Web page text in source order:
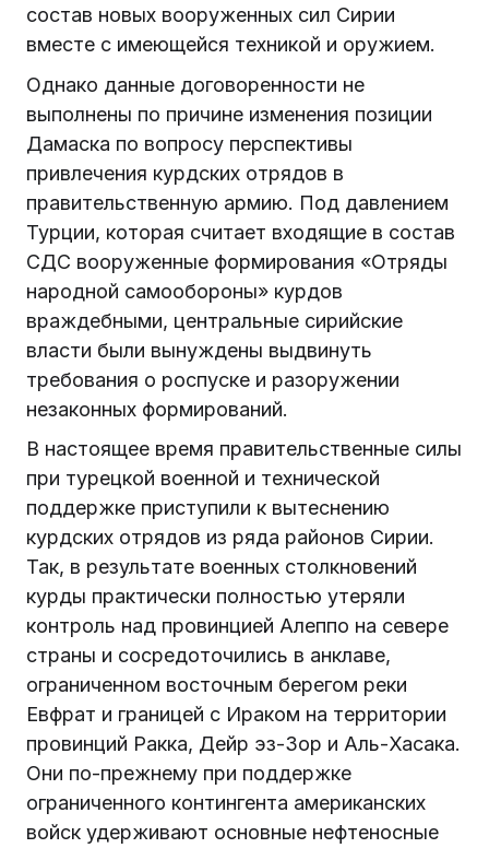
состав новых вооруженных сил Сирии
вместе с имеющейся техникой и оружием.
Однако данные договоренности не
выполнены по причине изменения позиции
Дамаска по вопросу перспективы
привлечения курдских отрядов в
правительственную армию. Под давлением
Турции, которая считает входящие в состав
СДС вооруженные формирования «Отряды
народной самообороны» курдов
враждебными, центральные сирийские
власти были вынуждены выдвинуть
требования о роспуске и разоружении
незаконных формирований.
В настоящее время правительственные силы
при турецкой военной и технической
поддержке приступили к вытеснению
курдских отрядов из ряда районов Сирии.
Так, в результате военных столкновений
курды практически полностью утеряли
контроль над провинцией Алеппо на севере
страны и сосредоточились в анклаве,
ограниченном восточным берегом реки
Евфрат и границей с Ираком на территории
провинций Ракка, Дейр эз-Зор и Аль-Хасака.
Они по-прежнему при поддержке
ограниченного контингента американских
войск удерживают основные нефтеносные